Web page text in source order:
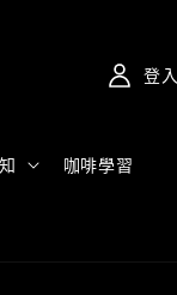
咖啡學習
登入